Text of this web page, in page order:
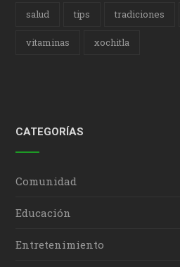
salud tips tradiciones
vitaminas xochitla
CATEGORÍAS
Comunidad
Educación
Entretenimiento